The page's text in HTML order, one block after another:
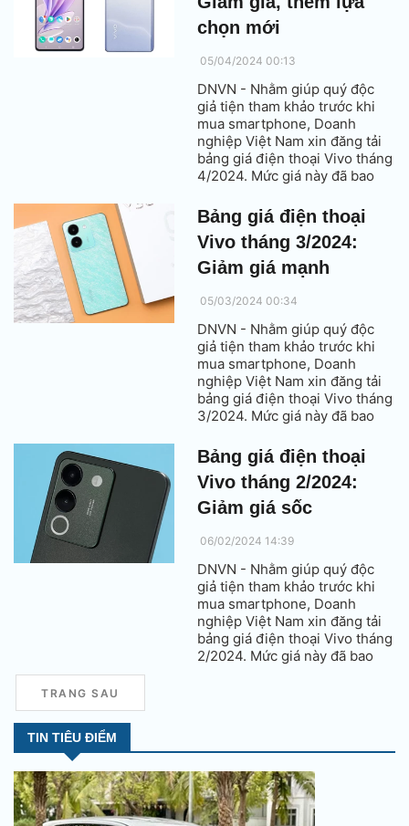
chọn mới
05/04/2024 00:13
DNVN - Nhằm giúp quý độc
giả tiện tham khảo trước khi
mua smartphone, Doanh
nghiệp Việt Nam xin đăng tải
bảng giá điện thoại Vivo tháng
4/2024. Mức giá này đã bao
Bảng giá điện thoại
Vivo tháng 3/2024:
Giảm giá mạnh
05/03/2024 00:34
DNVN - Nhằm giúp quý độc
giả tiện tham khảo trước khi
mua smartphone, Doanh
nghiệp Việt Nam xin đăng tải
bảng giá điện thoại Vivo tháng
3/2024. Mức giá này đã bao
Bảng giá điện thoại
Vivo tháng 2/2024:
Giảm giá sốc
06/02/2024 14:39
DNVN - Nhằm giúp quý độc
giả tiện tham khảo trước khi
mua smartphone, Doanh
nghiệp Việt Nam xin đăng tải
bảng giá điện thoại Vivo tháng
2/2024. Mức giá này đã bao
TRANG SAU
TIN TIÊU ĐIỂM